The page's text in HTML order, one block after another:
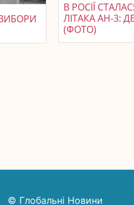
В РОСІЇ
ЛІТАКА АН-3:
(ФОТО)
© Глобальні Новини